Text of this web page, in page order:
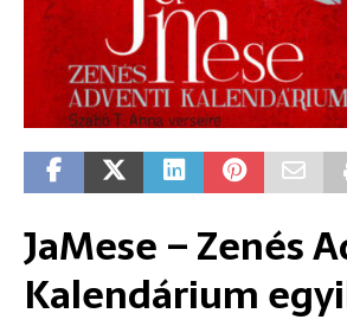
JaMese – Zenés
Kalendárium